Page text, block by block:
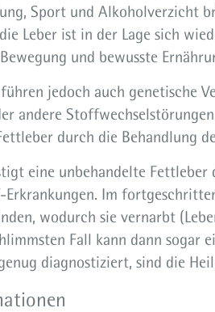
Sport und Alkoholverzicht
Leber ist in der Lage sich
und bewusste
jedoch auch genetische
andere
durch die Behandlung
eine unbehandelte Fettleber
Im
wodurch sie vernarbt
Fall kann dann sogar
diagnostiziert, sind die